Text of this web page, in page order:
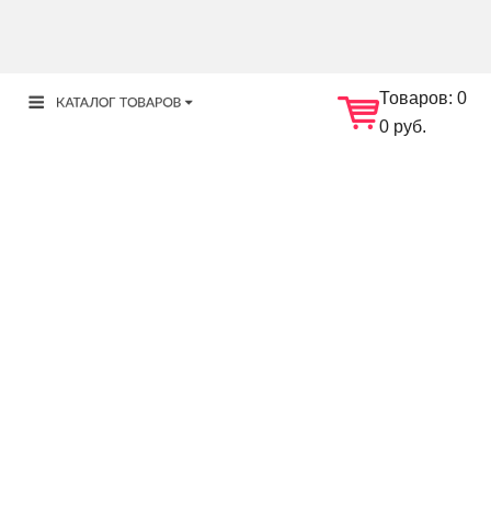
Товаров: 0
0 руб.